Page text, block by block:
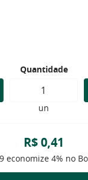
Quantidade
un
R$ 0,41
economize 4% no